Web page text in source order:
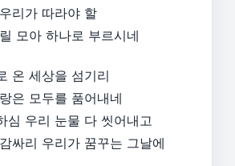
리가 따라야 할
모아 하나로 부르시네
온 세상을 섬기리
은 모두를 품어내네
심 우리 눈물 다 씻어내고
싸리 우리가 꿈꾸는 그날에